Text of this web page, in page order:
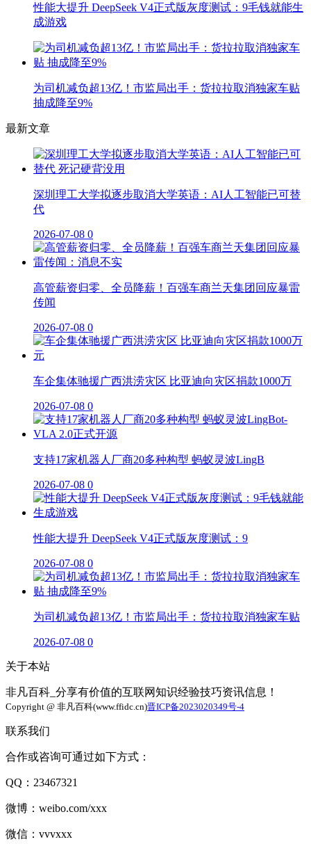
性能大提升 DeepSeek V4正式版灰度测试：9毛钱就能生
成游戏
为司机减负超13亿！市监局出手：货拉拉取消独家车贴
抽成降至9%
最新文章
深圳理工大学拟逐步取消大学英语：AI人工智能已可替
代
2026-07-08 0
高管薪资归零、全员降薪！百强车商兰天集团回应暴雷
传闻
2026-07-08 0
车企集体驰援广西洪涝灾区 比亚迪向灾区捐款1000万
2026-07-08 0
支持17家机器人厂商20多种构型 蚂蚁灵波LingB
2026-07-08 0
性能大提升 DeepSeek V4正式版灰度测试：9
2026-07-08 0
为司机减负超13亿！市监局出手：货拉拉取消独家车贴
2026-07-08 0
关于本站
非凡百科_分享有价值的互联网知识经验技巧资讯信息！
Copyright @ 非凡百科(www.ffidc.cn)晋ICP备2023020349号-4
联系我们
合作或咨询可通过如下方式：
QQ：23467321
微博：weibo.com/xxx
微信：vvvxxx